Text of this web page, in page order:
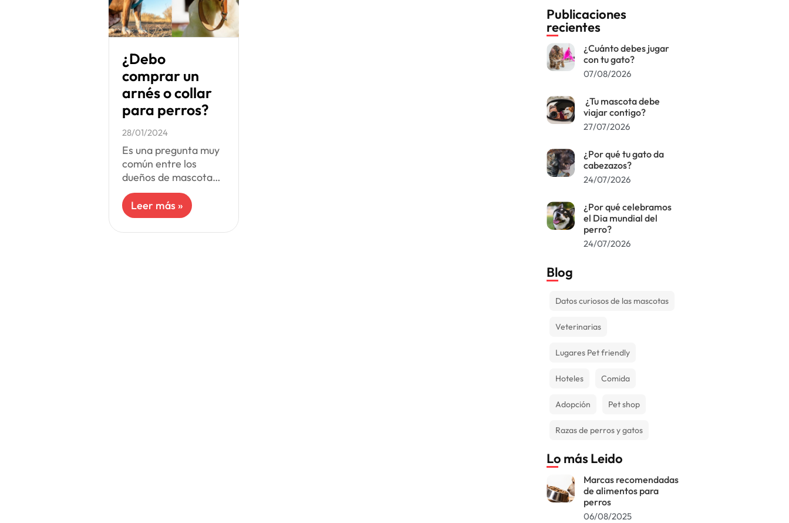
¿Debo
comprar un
arnés o collar
para perros?
28/01/2024
Es una pregunta muy
común entre los
dueños de mascotas.
Los arneses se han
vuelto muy populares
con el tiempo, pero
los collares todavía
Leer más »
Publicaciones
recientes
¿Cuánto debes jugar
con tu gato?
07/08/2026
¿Tu mascota debe
viajar contigo?
27/07/2026
¿Por qué tu gato da
cabezazos?
24/07/2026
¿Por qué celebramos
el Dia mundial del
perro?
24/07/2026
Blog
Datos curiosos de las mascotas
Veterinarias
Lugares Pet friendly
Hoteles Comida
Adopción Pet shop
Razas de perros y gatos
Lo más Leido
Marcas recomendadas
de alimentos para
perros
06/08/2025